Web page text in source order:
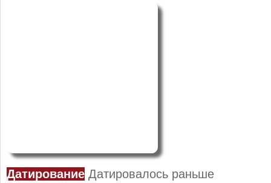
Датирование Датировалось раньше